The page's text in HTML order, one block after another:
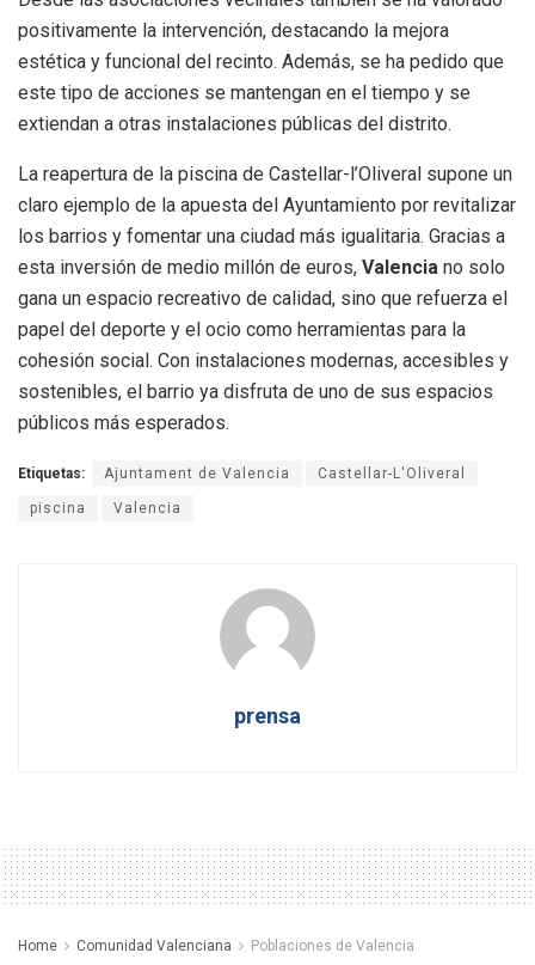
positivamente la intervención, destacando la mejora
estética y funcional del recinto. Además, se ha pedido que
este tipo de acciones se mantengan en el tiempo y se
extiendan a otras instalaciones públicas del distrito.
La reapertura de la piscina de Castellar-l’Oliveral supone un
claro ejemplo de la apuesta del Ayuntamiento por revitalizar
los barrios y fomentar una ciudad más igualitaria. Gracias a
esta inversión de medio millón de euros, Valencia no solo
gana un espacio recreativo de calidad, sino que refuerza el
papel del deporte y el ocio como herramientas para la
cohesión social. Con instalaciones modernas, accesibles y
sostenibles, el barrio ya disfruta de uno de sus espacios
públicos más esperados.
Etiquetas: Ajuntament de Valencia Castellar-L'Oliveral
piscina Valencia
prensa
Home Comunidad Valenciana Poblaciones de Valencia